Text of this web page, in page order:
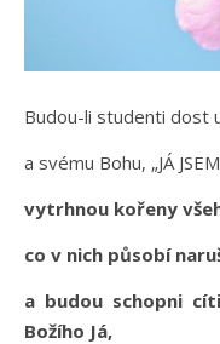
Budou-li studenti dost
a svému Bohu, „JÁ
vytrhnou kořeny
co v nich působí
a budou schopni
Božího Já,